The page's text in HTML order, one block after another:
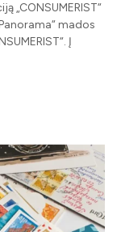
„CONSUMERIST“
mados
Į